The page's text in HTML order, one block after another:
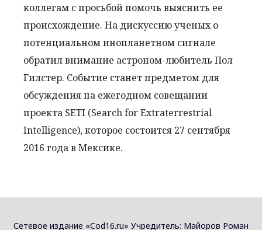
коллегам с просьбой помочь выяснить ее
происхождение. На дискуссию ученых о
потенциальном инопланетном сигнале
обратил внимание астроном-любитель Пол
Гилстер. Событие станет предметом для
обсуждения на ежегодном совещании
проекта SETI (Search for Extraterrestrial
Intelligence), которое состоится 27 сентября
2016 года в Мексике.
Сетевое издание «Cod16.ru» Учредитель: Майоров Роман